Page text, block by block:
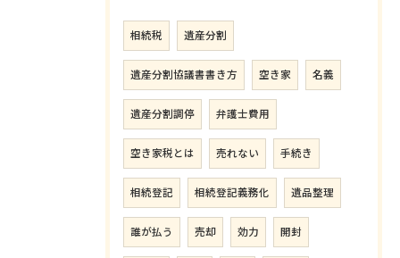
相続税 遺産分割
遺産分割協議書書き方 空き家 名義
遺産分割調停 弁護士費用
空き家税とは 売れない 手続き
相続登記 相続登記義務化 遺品整理
誰が払う 売却 効力 開封